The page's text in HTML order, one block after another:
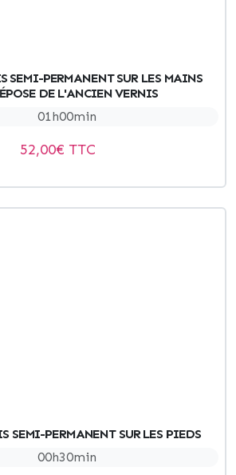
SEMI-PERMANENT SUR LES MAINS
DE L'ANCIEN VERNIS
01h00min
52,00€ TTC
SEMI-PERMANENT SUR LES PIEDS
00h30min